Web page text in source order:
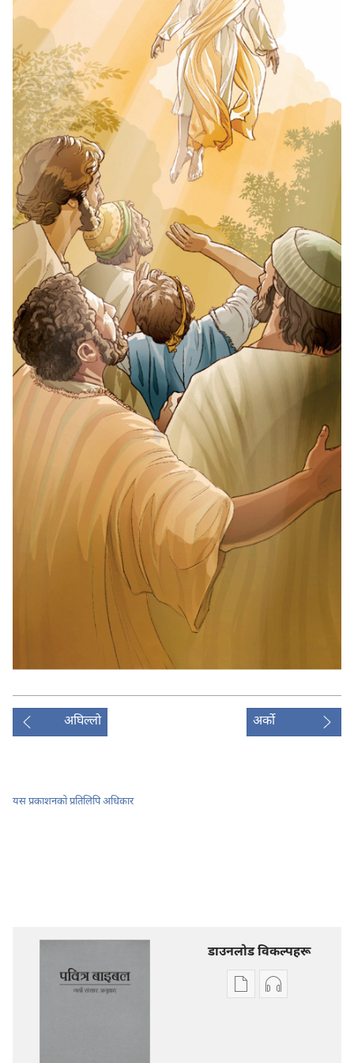
अघिल्लो अर्को
यस प्रकाशनको प्रतिलिपि अधिकार
डाउनलोड विकल्पहरू
प्रकाशन अडियो